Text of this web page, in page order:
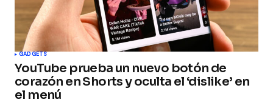
GADGETS
YouTube prueba un nuevo botón de
corazón en Shorts y oculta el ‘dislike’ en
el menú